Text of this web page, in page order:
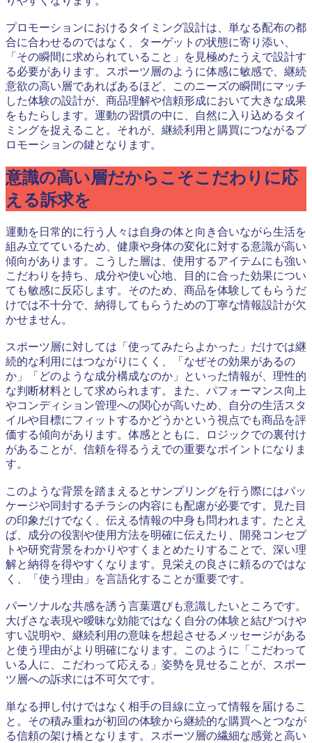
プロモーションにおけるタイミング設計は、単なる配布の都
合に合わせるのではなく、ターゲットの状態に寄り添い、
「その瞬間に求められていること」を見極めたうえで設計す
る必要があります。スポーツ層のように体感に敏感で、継続
意欲の高い層であればあるほど、このニーズの瞬間にマッチ
した体験の設計が、商品理解や信頼形成において大きな成果
をもたらします。運動の習慣の中に、自然に入り込めるタイ
ミングを捉えること。それが、継続利用と購買につながるプ
ロモーションの鍵となります。
意識の高い層だからこそこだわりに応
える訴求を
運動を日常的に行う人々は自身の体と向き合いながら生活を
組み立てているため、健康や身体の変化に対する意識が高い
傾向があります。こうした層は、使用するアイテムにも強い
こだわりを持ち、成分や使い心地、目的に合った効果につい
ても敏感に反応します。そのため、商品を体験してもらうだ
けでは不十分で、納得してもらうための丁寧な情報設計が欠
かせません。
スポーツ層に対しては「使ってみたらよかった」だけでは継
続的な利用にはつながりにくく、「なぜその効果があるの
か」「どのような成分構成なのか」といった情報が、理性的
な判断材料として求められます。また、パフォーマンス向上
やコンディション管理への関心が高いため、自分の生活スタ
イルや目標にフィットするかどうかという視点でも商品を評
価する傾向があります。体感とともに、ロジックでの裏付け
があることが、信頼を得るうえでの重要なポイントになりま
す。
このような背景を踏まえるとサンプリングを行う際にはパッ
ケージや同封するチラシの内容にも配慮が必要です。見た目
の印象だけでなく、伝える情報の中身も問われます。たとえ
ば、成分の役割や使用方法を明確に伝えたり、開発コンセプ
トや研究背景をわかりやすくまとめたりすることで、深い理
解と納得を得やすくなります。見栄えの良さに頼るのではな
く、「使う理由」を言語化することが重要です。
パーソナルな共感を誘う言葉選びも意識したいところです。
大げさな表現や曖昧な効能ではなく自分の体験と結びつけや
すい説明や、継続利用の意味を想起させるメッセージがある
と使う理由がより明確になります。このように「こだわって
いる人に、こだわって応える」姿勢を見せることが、スポー
ツ層への訴求には不可欠です。
単なる押し付けではなく相手の目線に立って情報を届けるこ
と。その積み重ねが初回の体験から継続的な購買へとつなが
る信頼の架け橋となります。スポーツ層の繊細な感覚と高い